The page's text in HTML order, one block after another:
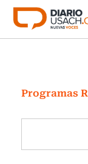
Click acá para ir
Cultura
Programas
Programas